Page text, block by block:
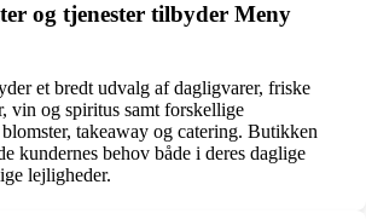
og tjenester tilbyder Meny
et bredt udvalg af dagligvarer, friske
vin og spiritus samt forskellige
takeaway og catering. Butikken
kundernes behov både i deres daglige
lejligheder.